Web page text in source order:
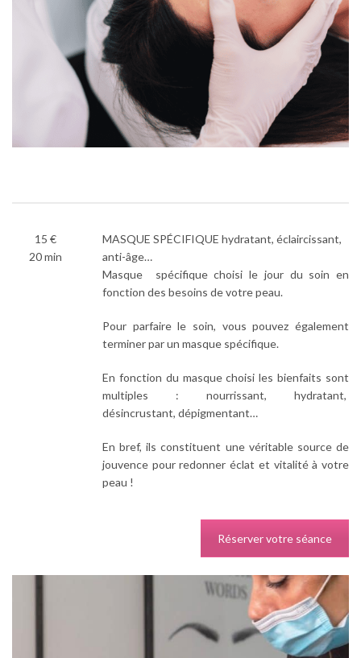
15 €
20 min
MASQUE SPÉCIFIQUE hydratant, éclaircissant,
anti-âge…
Masque spécifique choisi le jour du soin en
fonction des besoins de votre peau.
Pour parfaire le soin, vous pouvez également
terminer par un masque spécifique.
En fonction du masque choisi les bienfaits sont
multiples : nourrissant, hydratant,
désincrustant, dépigmentant…
En bref, ils constituent une véritable source de
jouvence pour redonner éclat et vitalité à votre
peau !
Réserver votre séance